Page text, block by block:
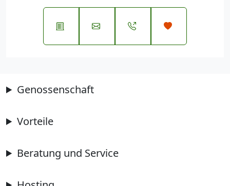
Genossenschaft
Vorteile
Beratung und Service